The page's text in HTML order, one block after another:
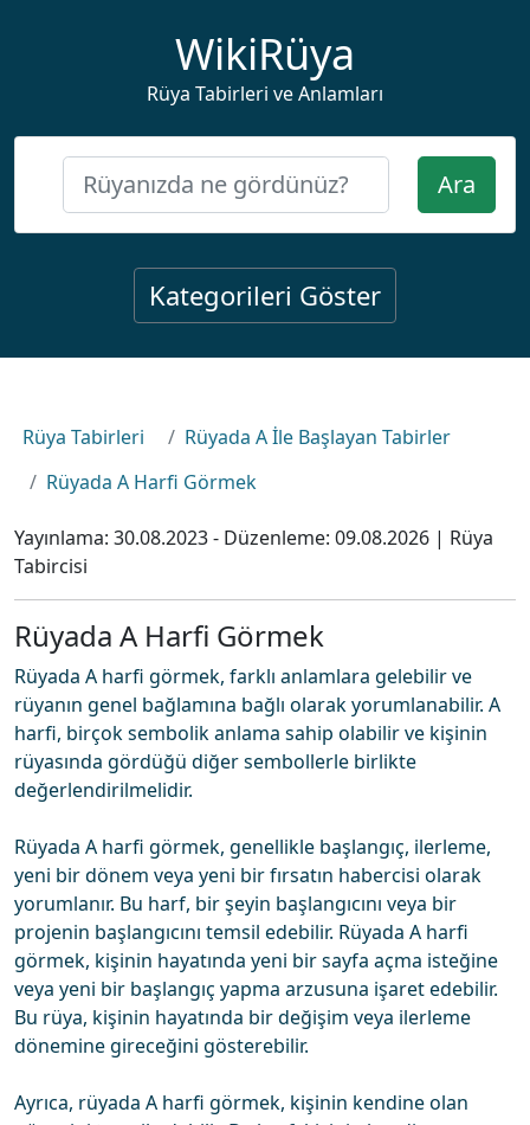
WikiRüya
Rüya Tabirleri ve Anlamları
Ara
Kategorileri Göster
Rüya Tabirleri
Rüyada A İle Başlayan Tabirler
Rüyada A Harfi Görmek
Yayınlama: 30.08.2023- Düzenleme: 09.08.2026 | Rüya
Tabircisi
Rüyada A Harfi Görmek
Rüyada A harfi görmek, farklı anlamlara gelebilir ve
rüyanın genel bağlamına bağlı olarak yorumlanabilir. A
harfi, birçok sembolik anlama sahip olabilir ve kişinin
rüyasında gördüğü diğer sembollerle birlikte
değerlendirilmelidir.
Rüyada A harfi görmek, genellikle başlangıç, ilerleme,
yeni bir dönem veya yeni bir fırsatın habercisi olarak
yorumlanır. Bu harf, bir şeyin başlangıcını veya bir
projenin başlangıcını temsil edebilir. Rüyada A harfi
görmek, kişinin hayatında yeni bir sayfa açma isteğine
veya yeni bir başlangıç yapma arzusuna işaret edebilir.
Bu rüya, kişinin hayatında bir değişim veya ilerleme
dönemine gireceğini gösterebilir.
Ayrıca, rüyada A harfi görmek, kişinin kendine olan